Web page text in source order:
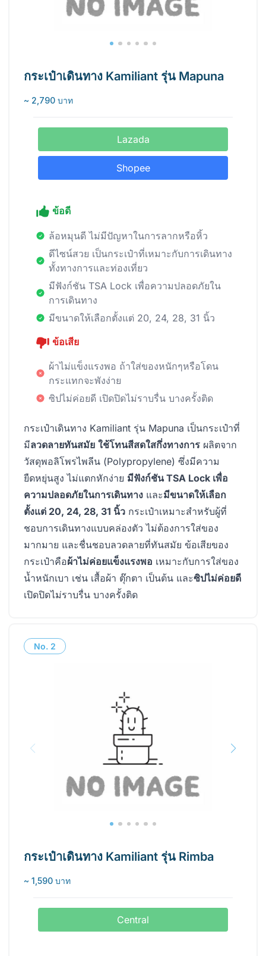
กระเป๋าเดินทาง Kamiliant รุ่น Mapuna
~ 2,790 บาท
Lazada
Shopee
ข้อดี
ล้อหมุนดี ไม่มีปัญหาในการลากหรือหิ้ว
ดีไซน์สวย เป็นกระเป๋าที่เหมาะกับการเดินทาง
ทั้งทางการและท่องเที่ยว
มีฟังก์ชัน TSA Lock เพื่อความปลอดภัยใน
การเดินทาง
มีขนาดให้เลือกตั้งแต่ 20, 24, 28, 31 นิ้ว
ข้อเสีย
ผ้าไม่แข็งแรงพอ ถ้าใส่ของหนักๆหรือโดน
กระแทกจะพังง่าย
ซิปไม่ค่อยดี เปิดปิดไม่ราบรื่น บางครั้งติด
กระเป๋าเดินทาง Kamiliant รุ่น Mapuna เป็นกระเป๋าที่
มีลวดลายทันสมัย ใช้โทนสีสดใสกึ่งทางการ ผลิตจาก
วัสดุพอลิโพรไพลีน (Polypropylene) ซึ่งมีความ
ยืดหยุ่นสูง ไม่แตกหักง่าย มีฟังก์ชัน TSA Lock เพื่อ
ความปลอดภัยในการเดินทาง และมีขนาดให้เลือก
ตั้งแต่ 20, 24, 28, 31 นิ้ว กระเป๋าเหมาะสำหรับผู้ที่
ชอบการเดินทางแบบคล่องตัว ไม่ต้องการใส่ของ
มากมาย และชื่นชอบลวดลายที่ทันสมัย ข้อเสียของ
กระเป๋าคือผ้าไม่ค่อยแข็งแรงพอ เหมาะกับการใส่ของ
น้ำหนักเบา เช่น เสื้อผ้า ตุ๊กตา เป็นต้น และซิปไม่ค่อยดี
เปิดปิดไม่ราบรื่น บางครั้งติด
No. 2
กระเป๋าเดินทาง Kamiliant รุ่น Rimba
~ 1,590 บาท
Central